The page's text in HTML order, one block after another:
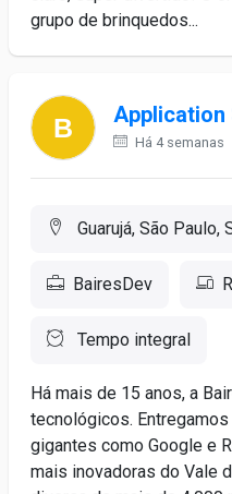
grupo de brinquedos...
Application
Há 4 semanas
Guarujá, São Paulo,
BairesDev
Tempo integral
Há mais de 15 anos, a
tecnológicos.
gigantes como Google e
mais inovadoras do Vale